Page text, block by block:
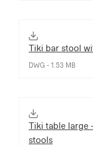
Tiki bar stool
DWG - 1.53 MB
Tiki table large
stools